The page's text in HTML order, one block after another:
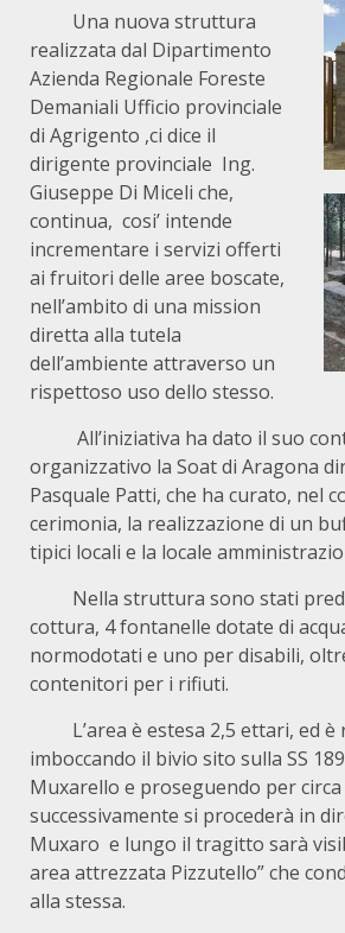
Una nuova struttura
realizzata dal Dipartimento
Azienda Regionale Foreste
Demaniali Ufficio provinciale
di Agrigento ,ci dice il
dirigente provinciale Ing.
Giuseppe Di Miceli che,
continua, cosi’ intende
incrementare i servizi offerti
ai fruitori delle aree boscate,
nell’ambito di una mission
diretta alla tutela
dell’ambiente attraverso un
rispettoso uso dello stesso.
All’iniziativa ha dato il suo
organizzativo la Soat di Aragona
Pasquale Patti, che ha curato, nel
cerimonia, la realizzazione di un
tipici locali e la locale
Nella struttura sono stati
cottura, 4 fontanelle dotate di
normodotati e uno per disabili,
contenitori per i rifiuti.
L’area è estesa 2,5 ettari, ed è
imboccando il bivio sito sulla SS
Muxarello e proseguendo per circa
successivamente si procederà in
Muxaro e lungo il tragitto sarà
area attrezzata Pizzutello” che
alla stessa.